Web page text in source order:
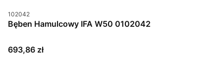
Kod produktu
102042
Bęben Hamulcowy IFA W50 0102042
Cena
693,86 zł